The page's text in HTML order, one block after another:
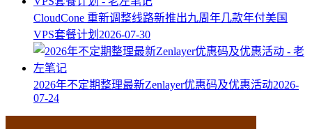
CloudCone 重新调整线路新推出九周年几款年付美国
VPS套餐计划 2026-07-30
2026年不定期整理最新Zenlayer优惠码及优惠活动2026-
07-24